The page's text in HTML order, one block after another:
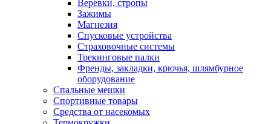
Веревки, стропы
Зажимы
Магнезия
Спусковые устройства
Страховочные системы
Трекинговые палки
Френды, закладки, крючья, шлямбурное
оборудование
Спальные мешки
Спортивные товары
Средства от насекомых